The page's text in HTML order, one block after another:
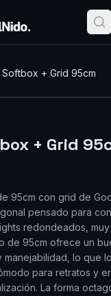
Softbox + Grid 95cm
+ Grid
95cm con grid de
pensado para
redondeados,
de 95cm ofrece un
lo que
para retratos y
La forma